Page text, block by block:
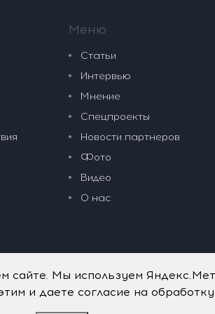
Меню
Статьи
Интервью
Мнение
Спецпроекты
Новости партнеров
Фото
Видео
О нас
Мы используем
и даете согласие на